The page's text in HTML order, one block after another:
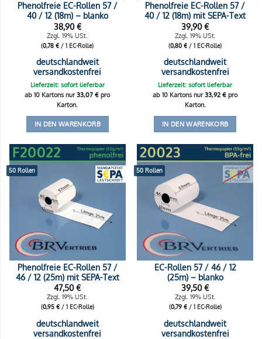
Phenolfreie EC-Rollen 57 /
40 / 12 (18m) – blanko
38,90€
Zzgl. 19% USt.
(0,78€ / 1 EC-Rolle)
deutschlandweit
versandkostenfrei
Lieferzeit: sofort lieferbar
ab 10 Kartons nur33,07€ pro
Karton.
IN DEN WARENKORB
Phenolfreie EC-Rollen 57 /
40 / 12 (18m) mit SEPA-Text
39,90€
Zzgl. 19% USt.
(0,80€ / 1 EC-Rolle)
deutschlandweit
versandkostenfrei
Lieferzeit: sofort lieferbar
ab 10 Kartons nur33,92€ pro
Karton.
IN DEN WARENKORB
50 Rollen
Phenolfreie EC-Rollen 57 /
46 / 12 (25m) mit SEPA-Text
47,50€
Zzgl. 19% USt.
(0,95 €/ 1 EC-Rolle)
deutschlandweit
versandkostenfrei
50 Rollen
EC-Rollen 57 / 46 / 12
(25m) – blanko
39,50€
Zzgl. 19% USt.
(0,79 €/ 1 EC-Rolle)
deutschlandweit
versandkostenfrei